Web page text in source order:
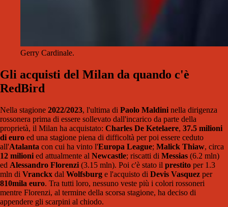
Gerry Cardinale.
Gli acquisti del Milan da quando c'è
RedBird
Nella stagione 2022/2023, l'ultima di Paolo Maldini nella dirigenza
rossonera prima di essere sollevato dall'incarico da parte della
proprietà, il Milan ha acquistato: Charles De Ketelaere, 37.5 milioni
di euro ed una stagione piena di difficoltà per poi essere ceduto
all'Atalanta con cui ha vinto l'Europa League; Malick Thiaw, circa
12 milioni ed attualmente al Newcastle; riscatti di Messias (6.2 mln)
ed Alessandro Florenzi (3.15 mln). Poi c'è stato il prestito per 1.3
mln di Vranckx dal Wolfsburg e l'acquisto di Devis Vasquez per
810mila euro. Tra tutti loro, nessuno veste più i colori rossoneri
mentre Florenzi, al termine della scorsa stagione, ha deciso di
appendere gli scarpini al chiodo.